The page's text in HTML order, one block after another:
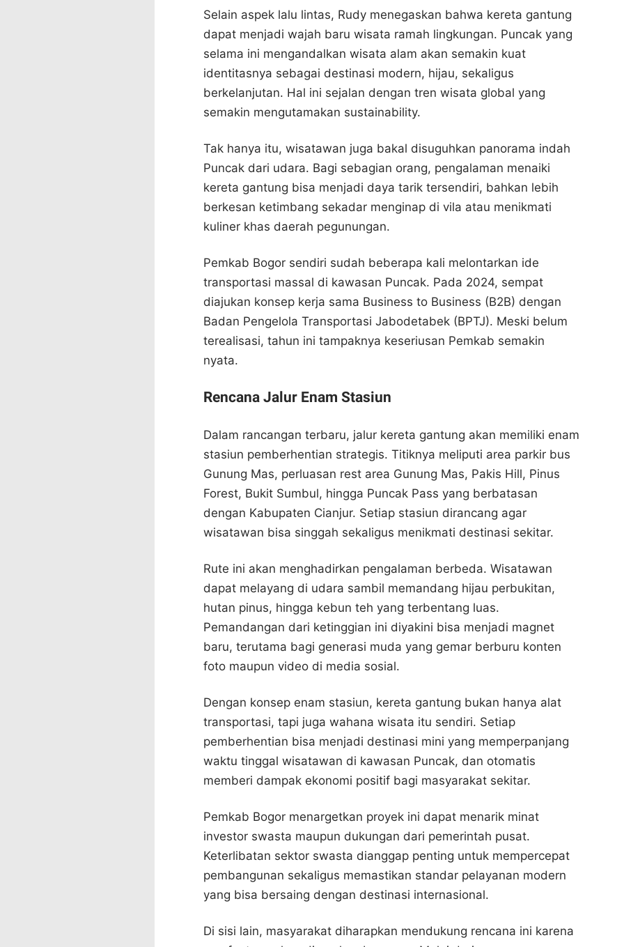
Selain aspek lalu lintas, Rudy menegaskan bahwa kereta gantung
dapat menjadi wajah baru wisata ramah lingkungan. Puncak yang
selama ini mengandalkan wisata alam akan semakin kuat
identitasnya sebagai destinasi modern, hijau, sekaligus
berkelanjutan. Hal ini sejalan dengan tren wisata global yang
semakin mengutamakan sustainability.
Tak hanya itu, wisatawan juga bakal disuguhkan panorama indah
Puncak dari udara. Bagi sebagian orang, pengalaman menaiki
kereta gantung bisa menjadi daya tarik tersendiri, bahkan lebih
berkesan ketimbang sekadar menginap di vila atau menikmati
kuliner khas daerah pegunungan.
Pemkab Bogor sendiri sudah beberapa kali melontarkan ide
transportasi massal di kawasan Puncak. Pada 2024, sempat
diajukan konsep kerja sama Business to Business (B2B) dengan
Badan Pengelola Transportasi Jabodetabek (BPTJ). Meski belum
terealisasi, tahun ini tampaknya keseriusan Pemkab semakin
nyata.
Rencana Jalur Enam Stasiun
Dalam rancangan terbaru, jalur kereta gantung akan memiliki enam
stasiun pemberhentian strategis. Titiknya meliputi area parkir bus
Gunung Mas, perluasan rest area Gunung Mas, Pakis Hill, Pinus
Forest, Bukit Sumbul, hingga Puncak Pass yang berbatasan
dengan Kabupaten Cianjur. Setiap stasiun dirancang agar
wisatawan bisa singgah sekaligus menikmati destinasi sekitar.
Rute ini akan menghadirkan pengalaman berbeda. Wisatawan
dapat melayang di udara sambil memandang hijau perbukitan,
hutan pinus, hingga kebun teh yang terbentang luas.
Pemandangan dari ketinggian ini diyakini bisa menjadi magnet
baru, terutama bagi generasi muda yang gemar berburu konten
foto maupun video di media sosial.
Dengan konsep enam stasiun, kereta gantung bukan hanya alat
transportasi, tapi juga wahana wisata itu sendiri. Setiap
pemberhentian bisa menjadi destinasi mini yang memperpanjang
waktu tinggal wisatawan di kawasan Puncak, dan otomatis
memberi dampak ekonomi positif bagi masyarakat sekitar.
Pemkab Bogor menargetkan proyek ini dapat menarik minat
investor swasta maupun dukungan dari pemerintah pusat.
Keterlibatan sektor swasta dianggap penting untuk mempercepat
pembangunan sekaligus memastikan standar pelayanan modern
yang bisa bersaing dengan destinasi internasional.
Di sisi lain, masyarakat diharapkan mendukung rencana ini karena